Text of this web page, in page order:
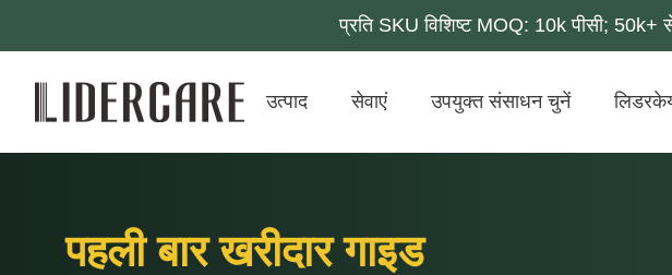
प्रति SKU विशिष्ट MOQ: 10k पीसी; 50k+
उत्पाद सेवाएं उपयुक्त संसाधन चुनें
पहली बार खरीदार गाइड